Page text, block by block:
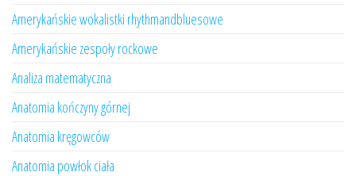
Amerykańskie wokalistki rhythmandbluesowe
Amerykańskie zespoły rockowe
Analiza matematyczna
Anatomia kończyny górnej
Anatomia kręgowców
Anatomia powłok ciała